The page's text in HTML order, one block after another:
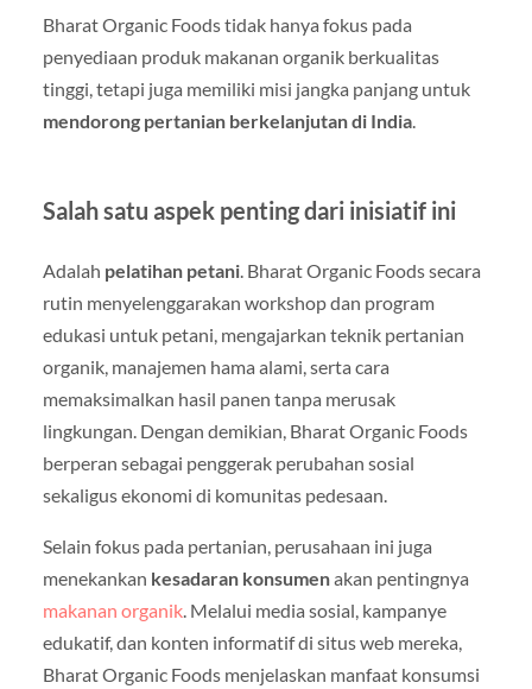
Bharat Organic Foods tidak hanya fokus pada
penyediaan produk makanan organik berkualitas
tinggi, tetapi juga memiliki misi jangka panjang untuk
mendorong pertanian berkelanjutan di India.
Salah satu aspek penting dari inisiatif ini
Adalah pelatihan petani. Bharat Organic Foods secara
rutin menyelenggarakan workshop dan program
edukasi untuk petani, mengajarkan teknik pertanian
organik, manajemen hama alami, serta cara
memaksimalkan hasil panen tanpa merusak
lingkungan. Dengan demikian, Bharat Organic Foods
berperan sebagai penggerak perubahan sosial
sekaligus ekonomi di komunitas pedesaan.
Selain fokus pada pertanian, perusahaan ini juga
menekankan kesadaran konsumenakan pentingnya
makanan organik. Melalui media sosial, kampanye
edukatif, dan konten informatif di situs web mereka,
Bharat Organic Foods menjelaskan manfaat konsumsi